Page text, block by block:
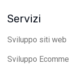
Servizi
Sviluppo siti web
Sviluppo